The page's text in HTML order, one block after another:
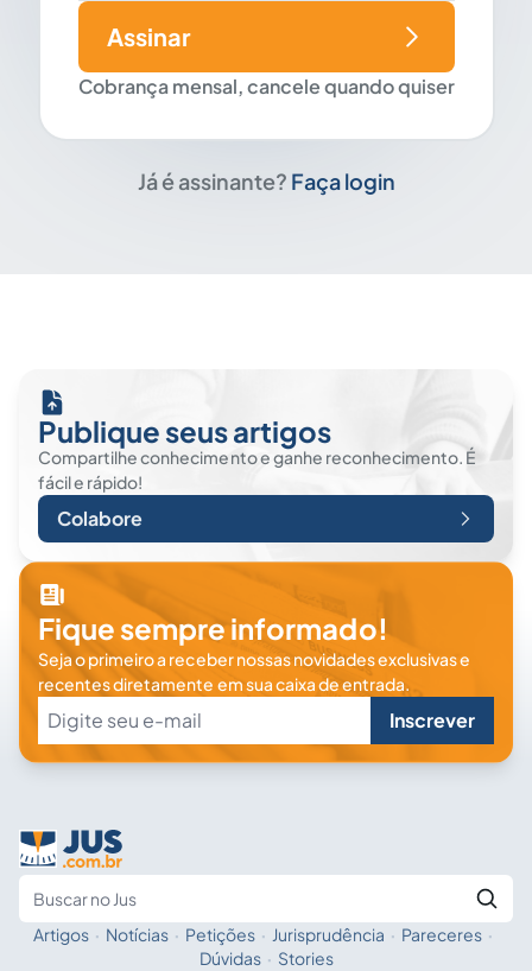
Cobrança mensal, cancele quando quiser
Assinar
Já é assinante? Faça login
Publique seus artigos
Compartilhe conhecimento e ganhe reconhecimento. É
fácil e rápido!
Colabore
Fique sempre informado!
Seja o primeiro a receber nossas novidades exclusivas e
recentes diretamente em sua caixa de entrada.
Inscrever
Fale com a IA
Artigos · Notícias · Petições · Jurisprudência · Pareceres ·
Dúvidas · Stories